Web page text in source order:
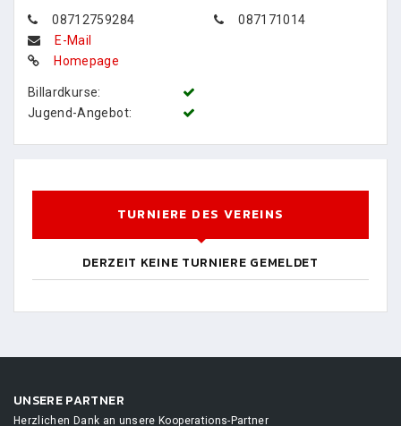
08712759284
E-Mail
Homepage
Billardkurse:
Jugend-Angebot:
087171014
TURNIERE DES VEREINS
DERZEIT KEINE TURNIERE GEMELDET
UNSERE PARTNER
Herzlichen Dank an unsere Kooperations-Partner